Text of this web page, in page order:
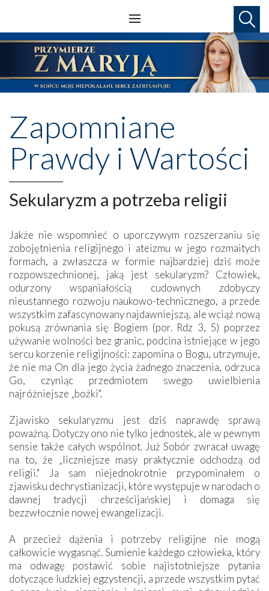
Zapomniane
Prawdy i Wartości
Sekularyzm a potrzeba religii
Jakże nie wspomnieć o uporczywym rozszerzaniu się
zobojętnienia religijnego i ateizmu w jego rozmaitych
formach, a zwłaszcza w formie najbardziej dziś może
rozpowszechnionej, jaką jest sekularyzm? Człowiek,
odurzony wspaniałością cudownych zdobyczy
nieustannego rozwoju naukowo-technicznego, a przede
wszystkim zafascynowany najdawniejszą, ale wciąż nową
pokusą zrównania się Bogiem (por. Rdz 3, 5) poprzez
używanie wolności bez granic, podcina istniejące w jego
sercu korzenie religijności: zapomina o Bogu, utrzymuje,
że nie ma On dla jego życia żadnego znaczenia, odrzuca
Go, czyniąc przedmiotem swego uwielbienia
najróżniejsze „bożki".
Zjawisko sekularyzmu jest dziś naprawdę sprawą
poważną. Dotyczy ono nie tylko jednostek, ale w pewnym
sensie także całych wspólnot. Już Sobór zwracał uwagę
na to, że „liczniejsze masy praktycznie odchodzą od
religii." Ja sam niejednokrotnie przypominałem o
zjawisku dechrystianizacji, które występuje w narodach o
dawnej tradycji chrześcijańskiej i domaga się
bezzwłocznie nowej ewangelizacji.
A przecież dążenia i potrzeby religijne nie mogą
całkowicie wygasnąć. Sumienie każdego człowieka, który
ma odwagę postawić sobie najistotniejsze pytania
dotyczące ludzkiej egzystencji, a przede wszystkim pytać